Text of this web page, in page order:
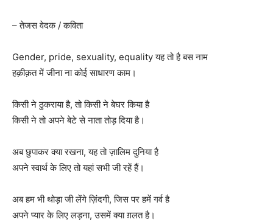
– तेजस वेदक / कविता
Gender, pride, sexuality, equality यह तो है बस नाम
हक़ीक़त में जीना ना कोई साधारण काम।
किसी ने ठुकराया है, तो किसी ने बेघर किया है
किसी ने तो अपने बेटे से नाता तोड़ दिया है।
अब छुपाकर क्या रखना, यह तो ज़ालिम दुनिया है
अपने स्वार्थ के लिए तो यहां सभी जी रहें हैं।
अब हम भी थोड़ा जी लेंगे ज़िंदगी, जिस पर हमें गर्व है
अपने प्यार के लिए लड़ना, उसमें क्या ग़लत है।